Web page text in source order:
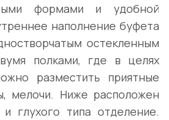
формами и удобной
наполнение буфета
остекленным
полками, где в целях
разместить приятные
мелочи. Ниже расположен
глухого типа отделение.